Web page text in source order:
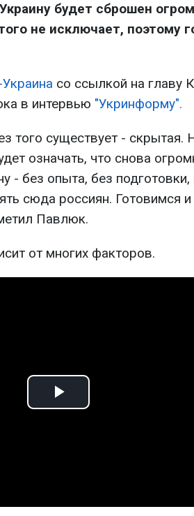
будет сброшен
не исключает, поэтому
со ссылкой на главу
в интервью "Укринформу".
того существует - скрытая.
означать, что снова
- без опыта, без подготовки,
сюда россиян. Готовимся и
Павлюк.
от многих факторов.
Play